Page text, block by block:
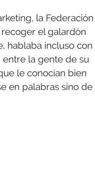
la Federación
el galardón
hablaba incluso con
entre la gente de su
le conocían bien
en palabras sino de